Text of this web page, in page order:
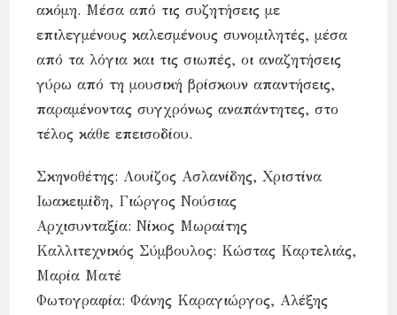
ακόμη. Μέσα από τις συζητήσεις με
επιλεγμένους καλεσμένους συνομιλητές, μέσα
από τα λόγια και τις σιωπές, οι αναζητήσεις
γύρω από τη μουσική βρίσκουν απαντήσεις,
παραμένοντας συγχρόνως αναπάντητες, στο
τέλος κάθε επεισοδίου.
Σκηνοθέτης: Λουίζος Ασλανίδης, Χριστίνα
Ιωακειμίδη, Γιώργος Νούσιας
Αρχισυνταξία: Νίκος Μωραίτης
Καλλιτεχνικός Σύμβουλος: Κώστας Καρτελιάς,
Μαρία Ματέ
Φωτογραφία: Φάνης Καραγιώργος, Αλέξης